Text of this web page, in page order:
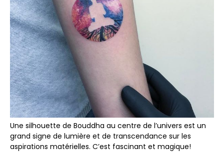
Une silhouette de Bouddha au centre de l’univers est un
grand signe de lumière et de transcendance sur les
aspirations matérielles. C’est fascinant et magique!